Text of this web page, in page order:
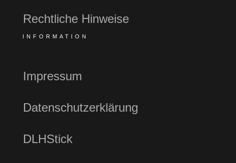
Rechtliche Hinweise
INFORMATION
Impressum
Datenschutzerklärung
DLHStick